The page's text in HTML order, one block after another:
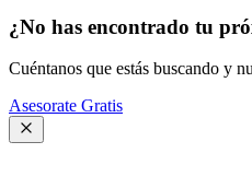
¿No has encontrado tu
Cuéntanos que estás buscando y
Asesorate Gratis